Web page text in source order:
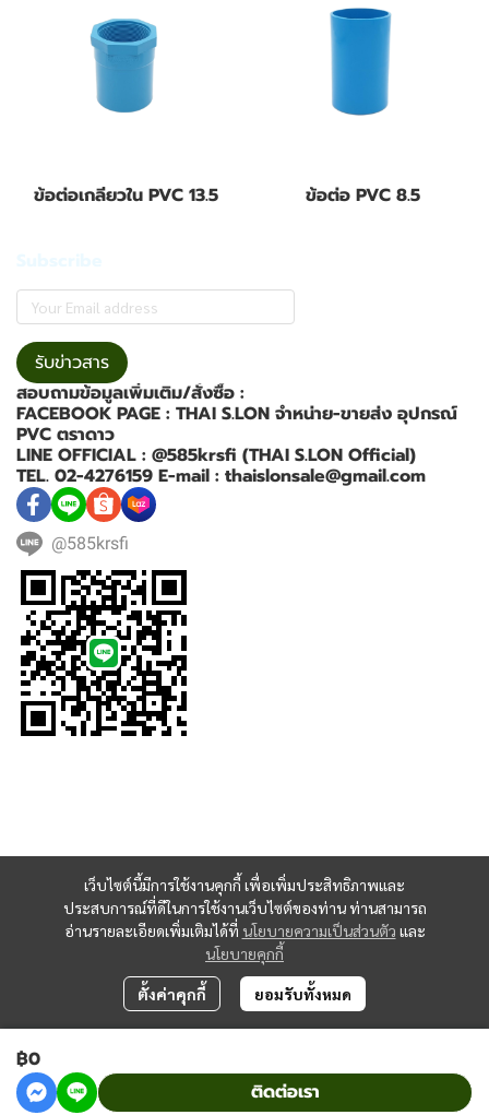
ข้อต่อเกลียวใน PVC 13.5 ข้อต่อ PVC 8.5
฿0
ติดต่อเรา
เว็บไซต์นี้มีการใช้งานคุกกี้ เพื่อเพิ่มประสิทธิภาพและ
ประสบการณ์ที่ดีในการใช้งานเว็บไซต์ของท่าน ท่านสามารถ
อ่านรายละเอียดเพิ่มเติมได้ที่ นโยบายความเป็นส่วนตัว และ
นโยบายคุกกี้
ตั้งค่าคุกกี้ ยอมรับทั้งหมด
รับข่าวสาร
สอบถามข้อมูลเพิ่มเติม/สั่งซื้อ :
FACEBOOK PAGE : THAI S.LON จำหน่าย-ขายส่ง อุปกรณ์
PVC ตราดาว
LINE OFFICIAL : @585krsfi (THAI S.LON Official)
TEL. 02-4276159 E-mail : thaislonsale@gmail.com
@585krsfi
Copyright 2023 | All Rights Reserved | Powered by MWE